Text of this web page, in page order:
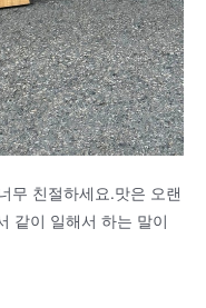
무 친절하세요.맛은 오랜
같이 일해서 하는 말이